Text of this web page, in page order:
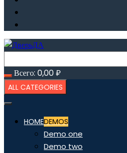
Всего: 0,00₽
ALL CATEGORIES
HOMEDEMOS
Demo one
Demo two